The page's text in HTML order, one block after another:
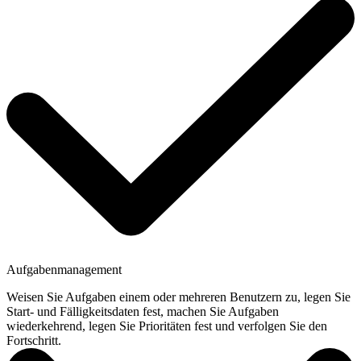
Aufgabenmanagement
Weisen Sie Aufgaben einem oder mehreren Benutzern zu, legen Sie
Start- und Fälligkeitsdaten fest, machen Sie Aufgaben
wiederkehrend, legen Sie Prioritäten fest und verfolgen Sie den
Fortschritt.